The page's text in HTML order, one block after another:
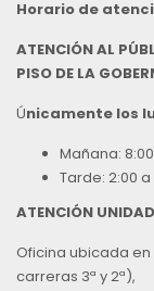
Horario de
ATENCIÓN AL
PISO DE LA
Únicamente los
Mañana:
Tarde: 2:00
ATENCIÓN
Oficina ubicada en
carreras 3ª y 2ª),